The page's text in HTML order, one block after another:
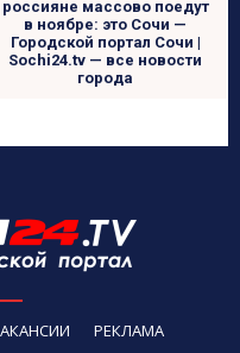
россияне массово поедут
в ноябре: это Сочи —
Городской портал Сочи |
Sochi24.tv — все новости
города
РЕКЛАМА